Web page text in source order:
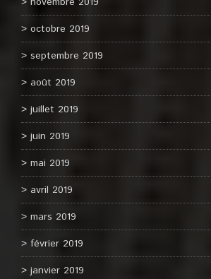
octobre 2019
septembre 2019
août 2019
juillet 2019
juin 2019
mai 2019
avril 2019
mars 2019
février 2019
janvier 2019